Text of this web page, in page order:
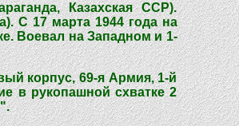
Казахская ССР).
С 17 марта 1944 года на
Воевал на Западном и 1-
корпус, 69-я Армия, 1-й
в рукопашной схватке 2